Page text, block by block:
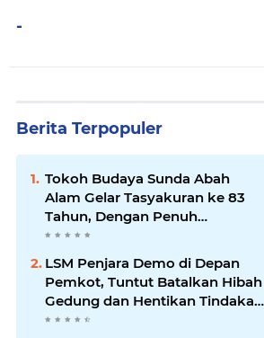
-
Berita Terpopuler
Tokoh Budaya Sunda Abah
Alam Gelar Tasyakuran ke 83
Tahun, Dengan Penuh
Kehangatan
LSM Penjara Demo di Depan
Pemkot, Tuntut Batalkan Hibah
Gedung dan Hentikan Tindakan
Sewenang-wenang